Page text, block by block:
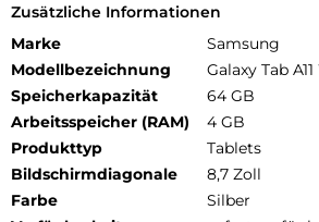
Zusätzliche Informationen
Marke
Samsung
Modellbezeichnung
Galaxy Tab
Speicherkapazität
64 GB
Arbeitsspeicher (RAM)
4 GB
Produkttyp
Tablets
Bildschirmdiagonale
8,7 Zoll
Farbe
Silber